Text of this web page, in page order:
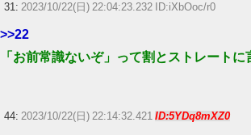
31: 2023/10/22(日) 22:04:23.232 ID:iXbOoc/r0
>>22
「お前常識ないぞ」って割とストレートに
44: 2023/10/22(日) 22:14:32.421 ID:5YDq8mXZ0